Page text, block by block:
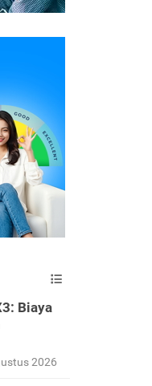
Biaya
2026